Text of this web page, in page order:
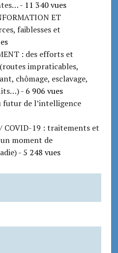
- 11 340 vues
ET
faiblesses et
: des efforts et
impraticables,
chômage, esclavage,
- 6 906 vues
futur de l’intelligence
COVID-19 : traitements et
moment de
- 5 248 vues